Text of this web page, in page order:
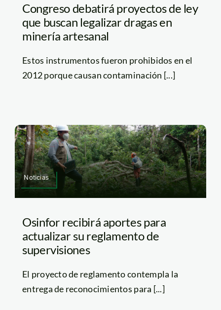
Congreso debatirá proyectos de ley
que buscan legalizar dragas en
minería artesanal
Estos instrumentos fueron prohibidos en el
2012 porque causan contaminación [...]
Noticias
Osinfor recibirá aportes para
actualizar su reglamento de
supervisiones
El proyecto de reglamento contempla la
entrega de reconocimientos para [...]